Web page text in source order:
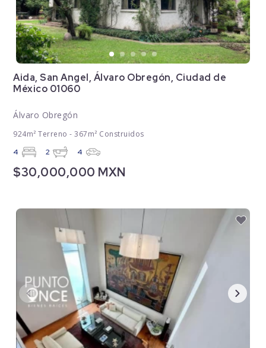
Aida, San Angel, Álvaro Obregón, Ciudad de
México 01060
Álvaro Obregón
924m² Terreno - 367m² Construidos
4 2 4
$30,000,000 MXN